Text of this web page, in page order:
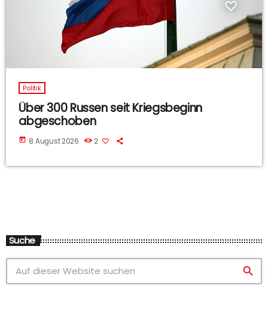
Politik
Über 300 Russen seit Kriegsbeginn
abgeschoben
today 8 August 2026 2
Suche
search